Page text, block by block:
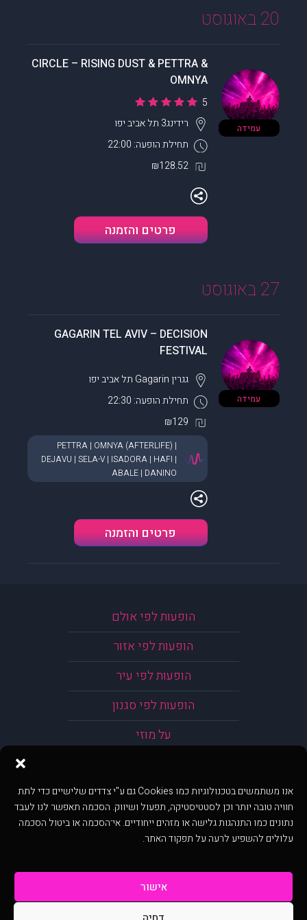
אנו משתמשים בטכנולוגיות כמו Cookies גם ע"י צדדים שלישיים כדי לתת
חוויה טובה יותר וכן לסטטיסטיקה, תפעול ושיווק. הסכמה תאפשר לנו לעבד
נתונים כמו התנהגות גלישה או מזהים ייחודיים. אי־הסכמה או ביטול הסכמה
עלולים להשפיע לרעה על תפקוד האתר.
אישור
20 באוגוסט
עמידה
CIRCLE – RISING DUST & PETTRA &
OMNYA
5
תחילת הופעה: 22:00
רידינג3 תל אביב יפו
₪128.52
פרטים והזמנה
27 באוגוסט
עמידה
GAGARIN TEL AVIV – DECISION
FESTIVAL
תחילת הופעה: 22:30
גגרין Gagarin תל אביב יפו
₪129
PETTRA | OMNYA (AFTERLIFE) |
DEJAVU | SELA-V | ISADORA | HAFI |
ABALE | DANINO
פרטים והזמנה
הופעות לפי אולם
הופעות לפי אזור
הופעות לפי עיר
הופעות לפי סגנון
על מוזי